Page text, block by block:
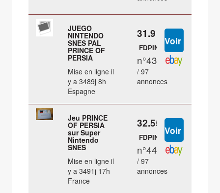
JUEGO
NINTENDO
SNES PAL
PRINCE OF
PERSIA
Mise en ligne il
y a 3489j 8h
Espagne
31.9 €
FDPIN
n°43
/ 97
annonces
Jeu PRINCE
OF PERSIA
sur Super
Nintendo
SNES
Mise en ligne il
y a 3491j 17h
France
32.55 €
FDPIN
n°44
/ 97
annonces